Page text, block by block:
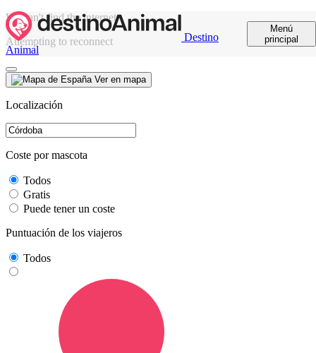
Destino
Animal
Menú
principal
We can't find the internet
Attempting to reconnect
Ver en mapa
Localización
Coste por mascota
Todos
Gratis
Puede tener un coste
Puntuación de los viajeros
Todos